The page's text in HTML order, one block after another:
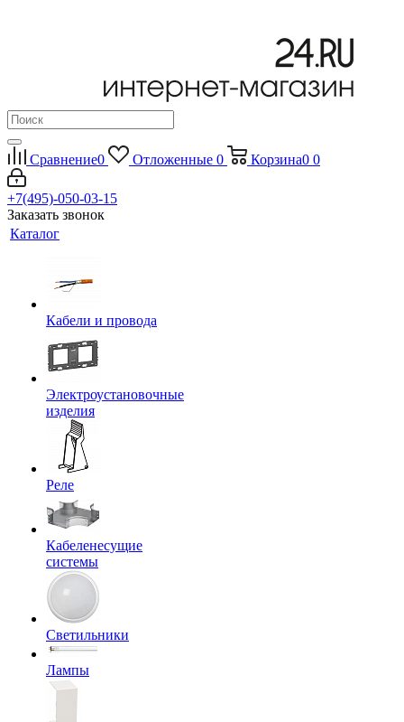
Сравнение0 Отложенные 0 Корзина0 0
+7(495)-050-03-15
Заказать звонок
Каталог
Кабели и провода
Электроустановочные
изделия
Реле
Кабеленесущие
системы
Светильники
Лампы